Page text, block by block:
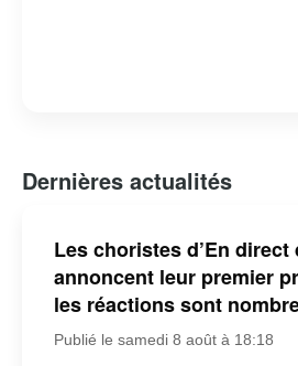
Dernières actualités
Les choristes d’En direct
annoncent leur premier
les réactions sont
Publié le samedi 8 août à 18:18